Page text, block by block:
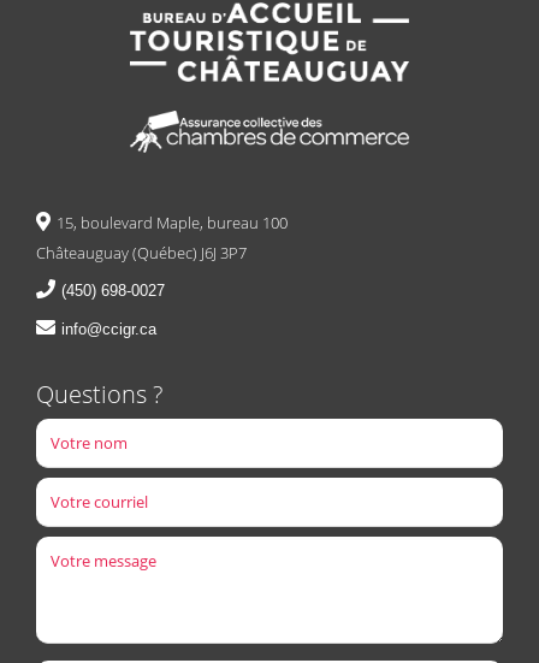
15, boulevard Maple, bureau 100
Châteauguay (Québec) J6J 3P7
(450) 698-0027
info@ccigr.ca
Questions ?